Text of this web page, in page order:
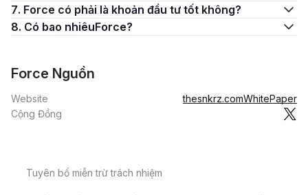
7. Force có phải là khoản đầu tư tốt không?
8. Có bao nhiêuForce?
Force Nguồn
Website thesnkrz.comWhitePaper
Cộng Đồng
Tuyên bố miễn trừ trách nhiệm